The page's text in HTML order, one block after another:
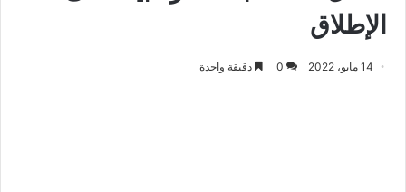
الإطلاق
14 مايو، 2022 0 دقيقة واحدة